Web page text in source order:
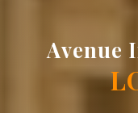
Avenue